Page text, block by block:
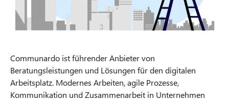
Communardo ist führender Anbieter von
Beratungsleistungen und Lösungen für den digitalen
Arbeitsplatz. Modernes Arbeiten, agile Prozesse,
Kommunikation und Zusammenarbeit in Unternehmen